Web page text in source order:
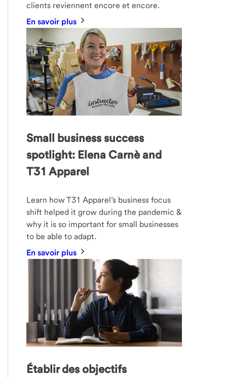
clients reviennent encore et encore.
En savoir plus
Small business success
spotlight: Elena Carnè and
T31 Apparel
Learn how T31 Apparel’s business focus
shift helped it grow during the pandemic &
why it is so important for small businesses
to be able to adapt.
En savoir plus
Établir des objectifs